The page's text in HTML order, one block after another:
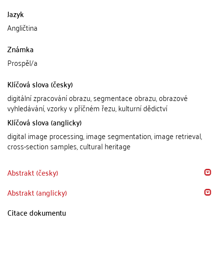
Jazyk
Angličtina
Známka
Prospěl/a
Klíčová slova (česky)
digitální zpracování obrazu, segmentace obrazu, obrazové
vyhledávání, vzorky v příčném řezu, kulturní dědictví
Klíčová slova (anglicky)
digital image processing, image segmentation, image retrieval,
cross-section samples, cultural heritage
Abstrakt (česky)
Abstrakt (anglicky)
Citace dokumentu